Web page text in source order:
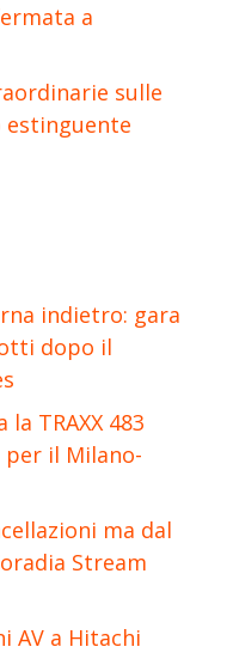
a
sulle
estinguente
indietro: gara
dopo il
TRAXX 483
per il Milano-
ma dal
Stream
AV a Hitachi